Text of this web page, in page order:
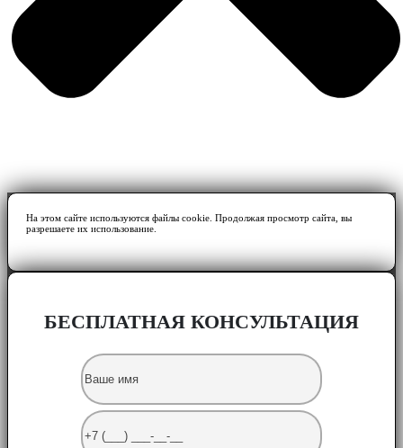
На этом сайте используются файлы cookie. Продолжая просмотр сайта, вы
разрешаете их использование.
БЕСПЛАТНАЯ КОНСУЛЬТАЦИЯ